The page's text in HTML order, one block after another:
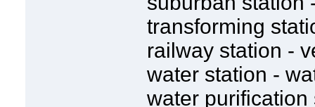
transforming
railway station -
water station -
water